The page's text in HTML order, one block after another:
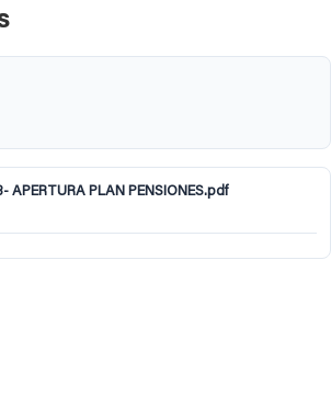
APERTURA PLAN PENSIONES.pdf